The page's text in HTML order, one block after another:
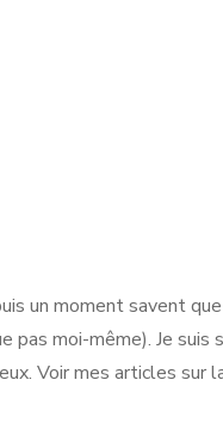
un moment savent
pas moi-même). Je
Voir mes articles sur